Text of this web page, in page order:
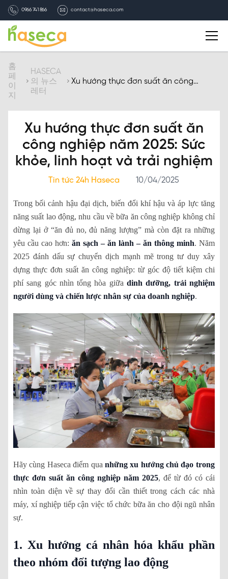
0966 741 866 contact@haseca.com
자기소개
HASECA 선택
서비스
HASECA의 뉴스레터
연락처
홈
페
이
지
HASECA
의 뉴스
레터
Xu hướng thực đơn suất ăn công
Xu hướng thực đơn suất ăn
công nghiệp năm 2025: Sức
khỏe, linh hoạt và trải nghiệm
Tin tức 24h Haseca 10/04/2025
Trong bối cảnh hậu đại dịch, biến đổi khí hậu và áp lực tăng
năng suất lao động, nhu cầu về bữa ăn công nghiệp không chỉ
dừng lại ở “ăn đủ no, đủ năng lượng” mà còn đặt ra những
yêu cầu cao hơn: ăn sạch – ăn lành – ăn thông minh. Năm
2025 đánh dấu sự chuyển dịch mạnh mẽ trong tư duy xây
dựng thực đơn suất ăn công nghiệp: từ góc độ tiết kiệm chi
phí sang góc nhìn tổng hòa giữadinh dưỡng, trải nghiệm
người dùng và chiến lược nhân sự của doanh nghiệp.
Hãy cùng Haseca điểm qua những xu hướng chủ đạo trong
thực đơn suất ăn công nghiệp năm 2025, để từ đó có cái
nhìn toàn diện về sự thay đổi cần thiết trong cách các nhà
máy, xí nghiệp tiếp cận việc tổ chức bữa ăn cho đội ngũ nhân
sự.
1. Xu hướng cá nhân hóa khẩu phần
theo nhóm đối tượng lao động